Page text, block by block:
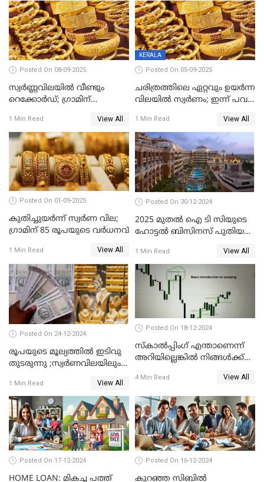
Posted On 08-09-2025
സ്വർണ്ണവിലയിൽ വീണ്ടും
റെക്കോർഡ്; ഗ്രാമിന്
രൂപ മാത്രം കുറവ്
1 Min Read View All
KERALA
Posted On 05-09-2025
ചരിത്രത്തിലെ ഏറ്റവും ഉയർന്ന
വിലയിൽ സ്വർണം; ഇന്ന് പവന്
1 Min Read View All
Posted On 01-09-2025
കുതിച്ചുയർന്ന് സ്വർണ വില;
ഗ്രാമിന് 85 രൂപയുടെ വർധനവ്
1 Min Read View All
Posted On 30-12-2024
2025 മുതൽ ഐ ടി സിയുടെ
ഹോട്ടൽ ബിസിനസ് പുതിയ
ഉടമകൾ അറിയേണ്ട
കാര്യങ്ങൾ
1 Min Read View All
Posted On 24-12-2024
രൂപയുടെ മൂല്യത്തില്‍ ഇടിവു
തുടരുന്നു ;സ്വര്‍ണവിലയിലും
1 Min Read View All
Posted On 18-12-2024
സ്കാൽപ്പിംഗ് എന്താണെന്ന്
അറിയില്ലെങ്കിൽ നിങ്ങൾക്ക്
4 Min Read View All
Posted On 17-12-2024
HOME LOAN: മികച്ച പത്ത്
Posted On 16-12-2024
കുറഞ്ഞ സിബിൽ